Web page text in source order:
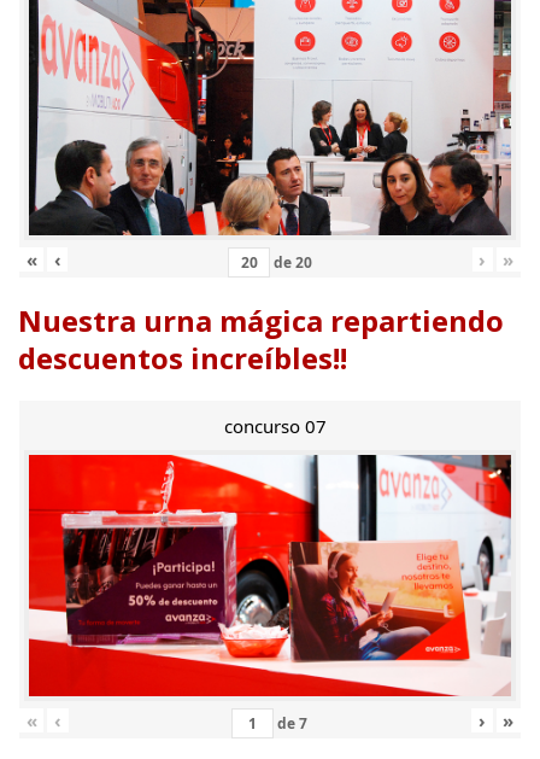
« ‹ de20 › »
Nuestra urna mágica repartiendo
descuentos increíbles!!
concurso 07
« ‹ de7 › »